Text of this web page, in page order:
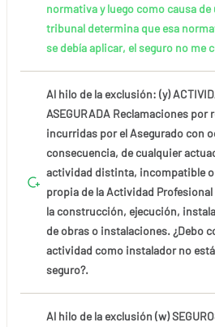
normativa y luego como causa
tribunal determina que esa
se debía aplicar, el seguro no me
Al hilo de la exclusión: (y)
ASEGURADA Reclamaciones
incurridas por el Asegurado con
consecuencia, de cualquier
actividad distinta, incompatible
propia de la Actividad
la construcción, ejecución,
de obras o instalaciones. ¿Debo
actividad como instalador no
seguro?.
Al hilo de la exclusión (w)